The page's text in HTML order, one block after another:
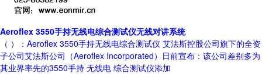
Aeroflex 3550手持无线电综合测试仪无线对讲系统
（ ）：Aeroflex 3550手持无线电综合测试仪 艾法斯控股公司旗下的全资
子公司艾法斯公司（Aeroflex Incorporated）日前宣布：该公司差别多为
其业界率先的3550手持 无线电 综合测试仪添加